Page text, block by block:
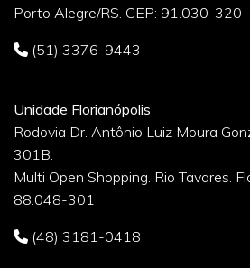
Porto Alegre/RS. CEP: 91.030-320
(51) 3376-9443
Unidade Florianópolis
Rodovia Dr. Antônio Luiz Moura
301B.
Multi Open Shopping. Rio Tavares.
88.048-301
(48) 3181-0418